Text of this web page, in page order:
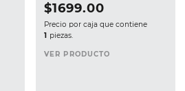
$1699.00
Precio por caja que contiene
1 piezas.
VER PRODUCTO